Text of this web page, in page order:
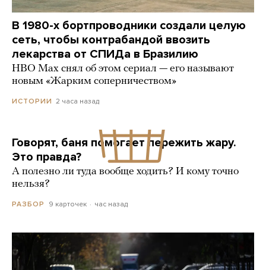
В 1980-х бортпроводники создали целую
сеть, чтобы контрабандой ввозить
лекарства от СПИДа в Бразилию
HBO Max снял об этом сериал — его называют
новым «Жарким соперничеством»
ИСТОРИИ 2 часа назад
Говорят, баня помогает пережить жару.
Это правда?
А полезно ли туда вообще ходить? И кому точно
нельзя?
РАЗБОР 9 карточек час назад